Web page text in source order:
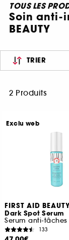
TOUS LES
Soin anti-
BEAUTY
TRIER
2 Produits
FIRST AID
Dark Spot Serum
133
Exclu web